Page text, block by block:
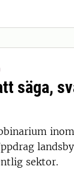
säga,
sektor.